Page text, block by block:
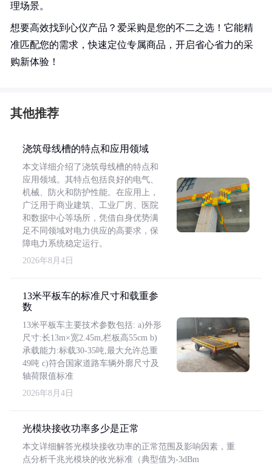
理场景。
想要高效找到心仪产品？爱采购是您的不二之选！它能精
准匹配您的需求，快速定位专属商品，开启省心省力的采
购新体验！
其他推荐
浇筑母线槽的特点和应用领域
本文详细介绍了浇筑母线槽的特点和
应用领域。其特点包括良好的电气、
机械、防火和防护性能。在应用上，
广泛用于商业建筑、工业厂房、医院
和数据中心等场所，凭借自身优势满
足不同领域对电力供应的高要求，保
障电力系统稳定运行。
2026年8月4日
13米平板车的标准尺寸和载重参
数
13米平板车主要技术参数包括: a)外形
尺寸:长13m×宽2.45m,栏板高55cm b)
承载能力:标载30-35吨,最大允许总重
49吨 c)符合国家道路车辆外廓尺寸及
轴荷限值标准
2026年8月4日
光模块接收功率多少是正常
本文详细解答光模块接收功率的正常范围及影响因素，重
点分析千兆光模块的收光标准（典型值为-3dBm